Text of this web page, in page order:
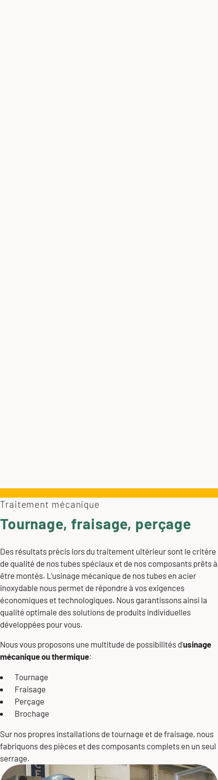
Traitement mécanique
Tournage, fraisage, perçage
Des résultats précis lors du traitement ultérieur sont le critère
de qualité de nos tubes spéciaux et de nos composants prêts à
être montés. L'usinage mécanique de nos tubes en acier
inoxydable nous permet de répondre à vos exigences
économiques et technologiques. Nous garantissons ainsi la
qualité optimale des solutions de produits individuelles
développées pour vous.
Nous vous proposons une multitude de possibilités d'usinage
mécanique ou thermique:
Tournage
Fraisage
Perçage
Brochage
Sur nos propres installations de tournage et de fraisage, nous
fabriquons des pièces et des composants complets en un seul
serrage.